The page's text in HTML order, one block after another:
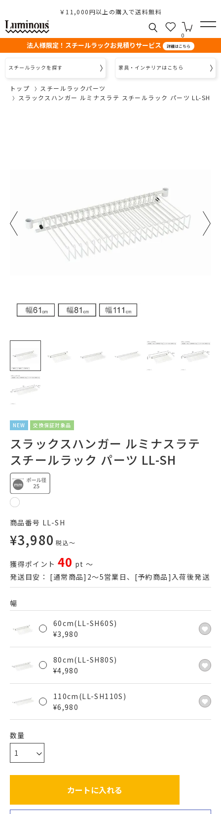
￥11,000円以上の購入で送料無料
0
法人様限定！スチールラックお見積りサービス 詳細はこちら
スチールラックを探す 家具・インテリアはこちら
トップ
スチールラックパーツ
スラックスハンガー ルミナスラテ スチールラック パーツ LL-SH
NEW 交換保証対象品
スラックスハンガー ルミナスラテ
スチールラック パーツ LL-SH
商品番号 LL-SH
¥3,980 税込〜
獲得ポイント 40 pt 〜
発送目安： [通常商品]2～5営業日、[予約商品]入荷後発送
幅
60cm(LL-SH60S)
¥3,980
80cm(LL-SH80S)
¥4,980
110cm(LL-SH110S)
¥6,980
カートに入れる